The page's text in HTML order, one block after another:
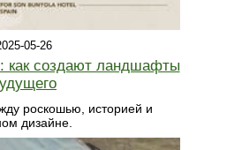
05-26
как создают ландшафты
роскошью, историей и
дизайне.